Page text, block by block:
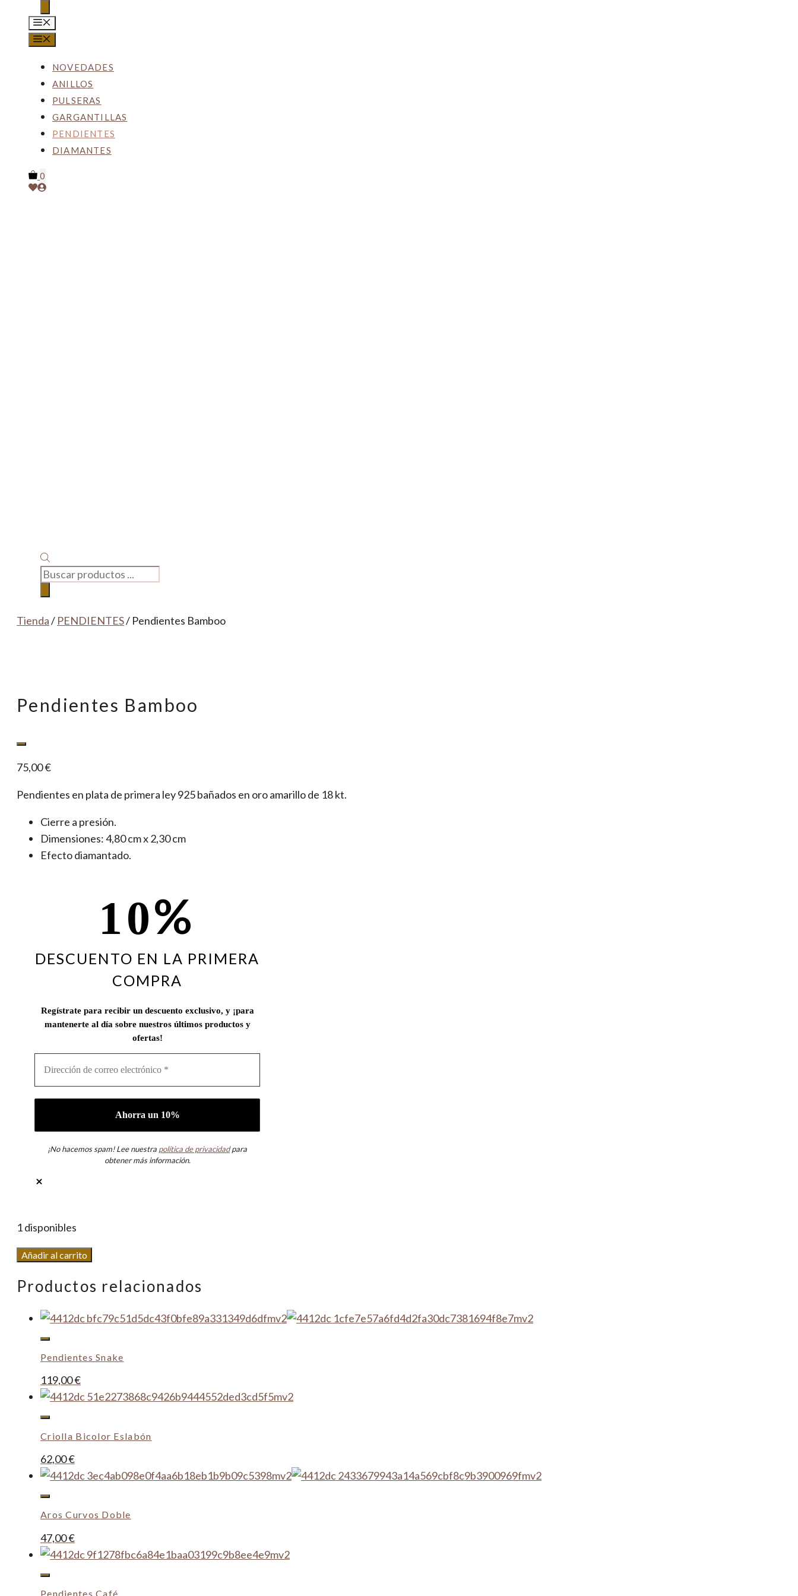
DE
PRODUCTOS
NOVEDADES
ANILLOS
PULSERAS
GARGANTILLAS
PENDIENTES
DIAMANTES
0
BÚSQUEDA
DE
PRODUCTOS
Tienda/ PENDIENTES/ Pendientes Bamboo
Pendientes Bamboo
75,00€
Pendientes en plata de primera ley 925 bañados en oro amarillo de 18 kt.
Cierre a presión.
Dimensiones: 4,80 cm x 2,30 cm
Efecto diamantado.
10%
DESCUENTO EN LA PRIMERA
COMPRA
Regístrate para recibir un descuento exclusivo, y ¡para
mantenerte al día sobre nuestros últimos productos y
ofertas!
¡No hacemos spam! Lee nuestra política de privacidadpara
obtener más información.
1 disponibles
Pendientes
cantidad
Añadir al carrito
Productos relacionados
Pendientes Snake
119,00€
Criolla Bicolor Eslabón
62,00€
Aros Curvos Doble
47,00€
Pendientes Café